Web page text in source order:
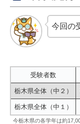
今回の
受験者数
栃木県全体（中２）
栃木県全体（中１）
今栃木県の各学年は約